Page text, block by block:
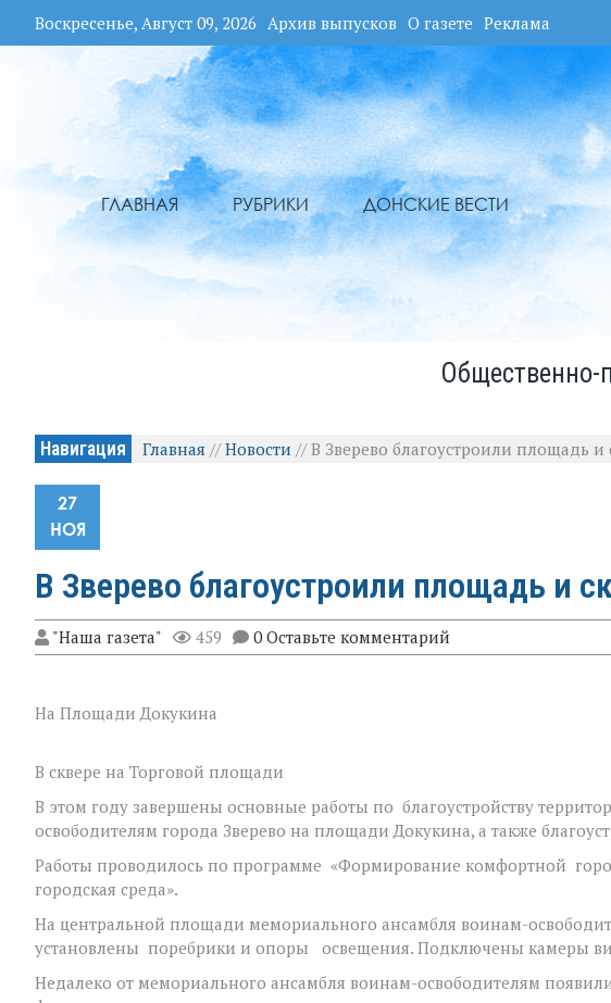
Воскресенье, Август 09, 2026 Архив выпусков О газете Реклама
ГЛАВНАЯ РУБРИКИ ДОНСКИЕ ВЕСТИ
Общественно-
Навигация Главная //Новости //В Зверево благоустроили площадь и
27
НОЯ
В Зверево благоустроили площадь и
"Наша газета" 459 0 Оставьте комментарий
На Площади Докукина
В сквере на Торговой площади
В этом году завершены основные работы по благоустройству
освободителям города Зверево на площади Докукина, а также
Работы проводилось по программе «Формирование комфортной
городская среда».
На центральной площади мемориального ансамбля воинам-
установлены поребрики и опоры освещения. Подключены камеры
Недалеко от мемориального ансамбля воинам-освободителям